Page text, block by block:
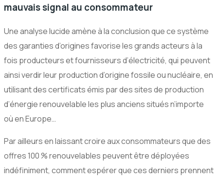
mauvais signal au consommateur
Une analyse lucide amène à la conclusion que ce système
des garanties d’origines favorise les grands acteurs à la
fois producteurs et fournisseurs d’électricité, qui peuvent
ainsi verdir leur production d’origine fossile ou nucléaire, en
utilisant des certificats émis par des sites de production
d’énergie renouvelable les plus anciens situés n’importe
où en Europe…
Par ailleurs en laissant croire aux consommateurs que des
offres 100 % renouvelables peuvent être déployées
indéfiniment, comment espérer que ces derniers prennent